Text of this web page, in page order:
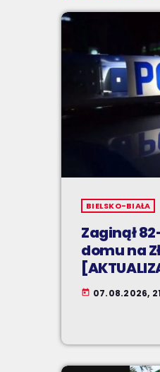
BIELSKO-BIAŁA
Zaginął
domu na
today 07.08.2026,